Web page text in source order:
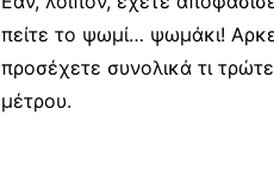
πείτε το ψωμί… ψωμάκι!
προσέχετε συνολικά τι
μέτρου.